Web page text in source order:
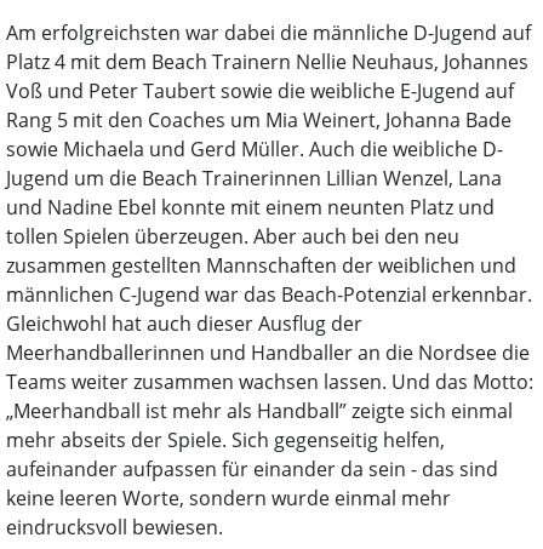
Am erfolgreichsten war dabei die männliche D-Jugend auf
Platz 4 mit dem Beach Trainern Nellie Neuhaus, Johannes
Voß und Peter Taubert sowie die weibliche E-Jugend auf
Rang 5 mit den Coaches um Mia Weinert, Johanna Bade
sowie Michaela und Gerd Müller. Auch die weibliche D-
Jugend um die Beach Trainerinnen Lillian Wenzel, Lana
und Nadine Ebel konnte mit einem neunten Platz und
tollen Spielen überzeugen. Aber auch bei den neu
zusammen gestellten Mannschaften der weiblichen und
männlichen C-Jugend war das Beach-Potenzial erkennbar.
Gleichwohl hat auch dieser Ausflug der
Meerhandballerinnen und Handballer an die Nordsee die
Teams weiter zusammen wachsen lassen. Und das Motto:
„Meerhandball ist mehr als Handball” zeigte sich einmal
mehr abseits der Spiele. Sich gegenseitig helfen,
aufeinander aufpassen für einander da sein - das sind
keine leeren Worte, sondern wurde einmal mehr
eindrucksvoll bewiesen.